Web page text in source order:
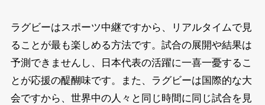
ラグビーはスポーツ中継ですから、リアルタイムで見
ることが最も楽しめる方法です。試合の展開や結果は
予測できませんし、日本代表の活躍に一喜一憂するこ
とが応援の醍醐味です。また、ラグビーは国際的な大
会ですから、世界中の人々と同じ時間に同じ試合を見